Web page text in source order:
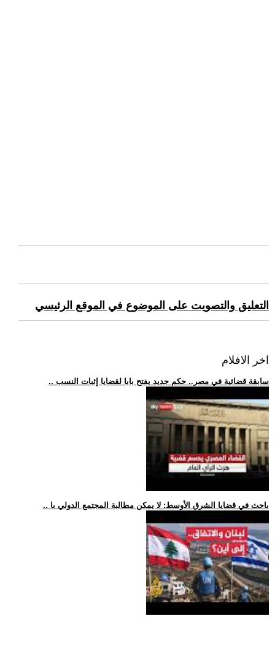
التعليق والتصويت على الموضوع في الموقع الرئيسي
اخر الافلام
.. سابقة قضائية في مصر.. حكم جديد يفتح بابا لقضايا إثبات النسب
.. باحث في قضايا الشرق الأوسط: لا يمكن مطالبة المجتمع الدولي با